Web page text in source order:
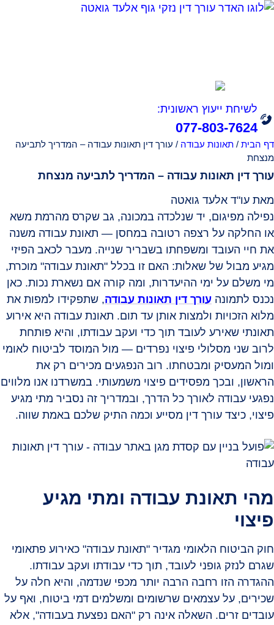
לשיחת ייעוץ ראשונית:
077-803-7624
דף הבית / תאונות עבודה / עורך דין תאונות עבודה – המדריך לתביעה
מנצחת
עורך דין תאונות עבודה – המדריך לתביעה מנצחת
מאת עו"ד אלעד גואטה
נפילה מפיגום, יד שנלכדה במכונה, גב שקרס מהרמת משא
או החלקה על רצפה רטובה במחסן — תאונת עבודה משנה
את חיי העובד ומשפחתו בשבריר שנייה. מעבר לכאב הפיזי
מגיע מבול של שאלות: האם זו בכלל "תאונת עבודה" מוכרת,
מי משלם על ימי ההיעדרות, ומה קורה אם נשארת נכות. כאן
נכנס לתמונה עורך דין תאונות עבודה, שתפקידו למפות את
מלוא הזכויות ולמצות אותן עד תום. תאונת עבודה היא אירוע
תאונתי שאירע לעובד תוך כדי ועקב עבודתו, והיא פותחת
לרוב שני מסלולי פיצוי נפרדים — מול המוסד לביטוח לאומי
ומול המעסיק ומבטחתו. רוב הנפגעים מכירים רק את
הראשון, ובכך מפסידים פיצוי משמעותי. במשרדנו אנו מלווים
נפגעי עבודה לאורך כל הדרך, ובמדריך זה נסביר מתי מגיע
פיצוי, כיצד עורך דין מסייע וכמה התיק שלכם באמת שווה.
מהי תאונת עבודה ומתי מגיע
פיצוי
חוק הביטוח הלאומי מגדיר "תאונת עבודה" כאירוע פתאומי
שגרם לנזק גופני לעובד, תוך כדי עבודתו ועקב עבודתו.
ההגדרה הזו רחבה הרבה יותר מכפי שנדמה, והיא חלה על
שכירים, על עצמאים שרשומים ומשלמים דמי ביטוח, ואף על
עובדים זרים. השאלה אינה רק "האם נפצעת בעבודה", אלא